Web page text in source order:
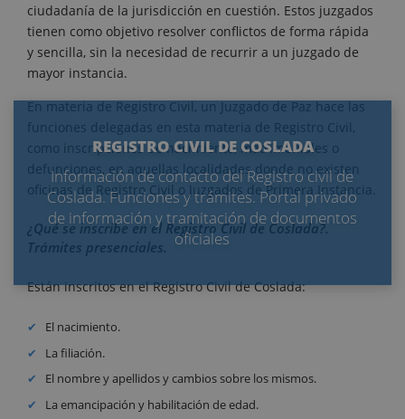
REGISTRO CIVIL DE COSLADA
Información de contacto del Registro civil de
Coslada. Funciones y trámites. Portal privado
de información y tramitación de documentos
oficiales
ciudadanía de la jurisdicción en cuestión. Estos juzgados
tienen como objetivo resolver conflictos de forma rápida
y sencilla, sin la necesidad de recurrir a un juzgado de
mayor instancia.
En materia de Registro Civil, un Juzgado de Paz hace las
funciones delegadas en esta materia de Registro Civil,
como inscripciones de nacimiento, matrimoniales o
defunciones, en aquellas localidades donde no existen
oficinas de Registro Civil o Juzgados de Primera Instancia.
¿Qué se inscribe en el Registro Civil de Coslada?.
Trámites presenciales.
Están inscritos en el Registro Civil de Coslada:
El nacimiento.
La filiación.
El nombre y apellidos y cambios sobre los mismos.
La emancipación y habilitación de edad.